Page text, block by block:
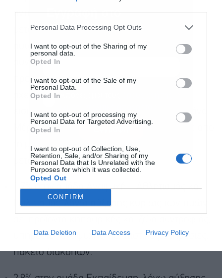
Personal Data Processing Opt Outs
I want to opt-out of the Sharing of my
personal data.
Opted In
I want to opt-out of the Sale of my
Personal Data.
Opted In
I want to opt-out of processing my
Personal Data for Targeted Advertising.
Opted In
I want to opt-out of Collection, Use,
Retention, Sale, and/or Sharing of my
Personal Data that Is Unrelated with the
Purposes for which it was collected.
Opted Out
CONFIRM
Data Deletion Data Access Privacy Policy
ανταλλακτικά και εξοπλισμό προσωπικής
μεταφοράς, πετρέλαιο κίνησης, καύσιμα
αυτοκινήτου (βενζίνη), άλλα καύσιμα,
συντήρηση και επισκευή εξοπλισμού
προσωπικής μεταφοράς, άλλες υπηρεσίες
σχετικές με την προσωπική μεταφορά,
εισιτήρια μεταφοράς επιβατών με αεροπλάνο.
Μέρος της αύξησης αυτής αντισταθμίστηκε από
τη μείωση κυρίως των τιμών στα
μεταχειρισμένα αυτοκίνητα.
1,7% στην ομάδα Αναψυχή – Αθλητισμός και
Πολιτισμός, λόγω αύξησης κυρίως των τιμών
υπηρεσίες αναψυχής, πολιτιστικές υπηρεσίες,
πακέτο διακοπών.
Εγγραφή στο
newsletter
Αποδέχομαι τους